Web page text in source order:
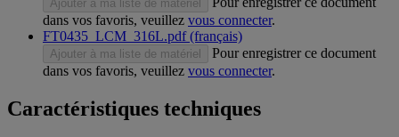
Ajouter à ma liste de matériel
dans vos favoris, veuillez vous connecter.
FT0435_LCM_316L.pdf (français)
Ajouter à ma liste de matériel
Pour enregistrer ce document
dans vos favoris, veuillez vous connecter.
Caractéristiques techniques